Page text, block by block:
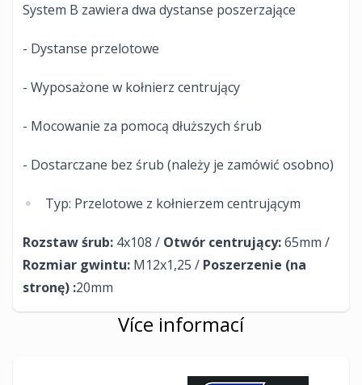
System B zawiera dwa dystanse poszerzające
- Dystanse przelotowe
- Wyposażone w kołnierz centrujący
- Mocowanie za pomocą dłuższych śrub
- Dostarczane bez śrub (należy je zamówić osobno)
Typ: Przelotowe z kołnierzem centrującym
Rozstaw śrub: 4x108 / Otwór centrujący:65mm /
Rozmiar gwintu: M12x1,25 / Poszerzenie (na
stronę) :20mm​
Více informací